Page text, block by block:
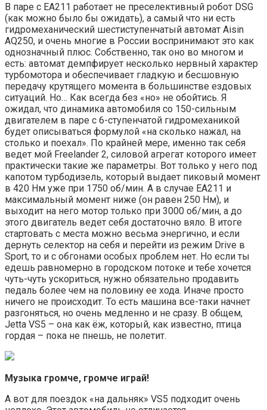
В паре с EA211 работает не преселективный робот DSG
(как можно было бы ожидать), а самый что ни есть
гидромеханический шестиступенчатый автомат Aisin
AQ250, и очень многие в России воспринимают это как
однозначный плюс. Собственно, так оно во многом и
есть: автомат демпфирует несколько нервный характер
турбомотора и обеспечивает гладкую и бесшовную
передачу крутящего момента в большинстве ездовых
ситуаций. Но… Как всегда без «но» не обойтись. Я
ожидал, что динамика автомобиля со 150-сильным
двигателем в паре с 6-ступенчатой гидромеханикой
будет описываться формулой «на сколько нажал, на
столько и поехал». По крайней мере, именно так себя
ведет мой Freelander 2, силовой агрегат которого имеет
практически такие же параметры. Вот только у него под
капотом турбодизель, который выдает пиковый момент
в 420 Нм уже при 1750 об/мин. А в случае ЕА211 и
максимальный момент ниже (он равен 250 Нм), и
выходит на него мотор только при 3000 об/мин, а до
этого двигатель ведет себя достаточно вяло. В итоге
стартовать с места можно весьма энергично, и если
дернуть селектор на себя и перейти из режим Drive в
Sport, то и с обгонами особых проблем нет. Но если ты
едешь равномерно в городском потоке и тебе хочется
чуть-чуть ускориться, нужно обязательно продавить
педаль более чем на половину ее хода. Иначе просто
ничего не происходит. То есть машина все-таки начнет
разгоняться, но очень медленно и не сразу. В общем,
Jetta VS5 – она как ёж, который, как известно, птица
гордая – пока не пнешь, не полетит.
Музыка громче, громче играй!
А вот для поездок «на дальняк» VS5 подходит очень